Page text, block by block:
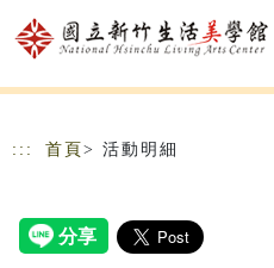
跳到主要內容
網站導覽
::: 首頁 > 活動明細